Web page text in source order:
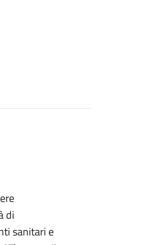
di
sanitari e